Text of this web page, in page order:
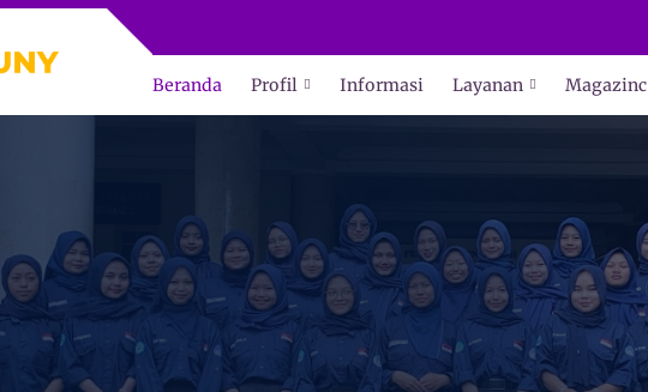
Beranda Profil Informasi Layanan Magazinc